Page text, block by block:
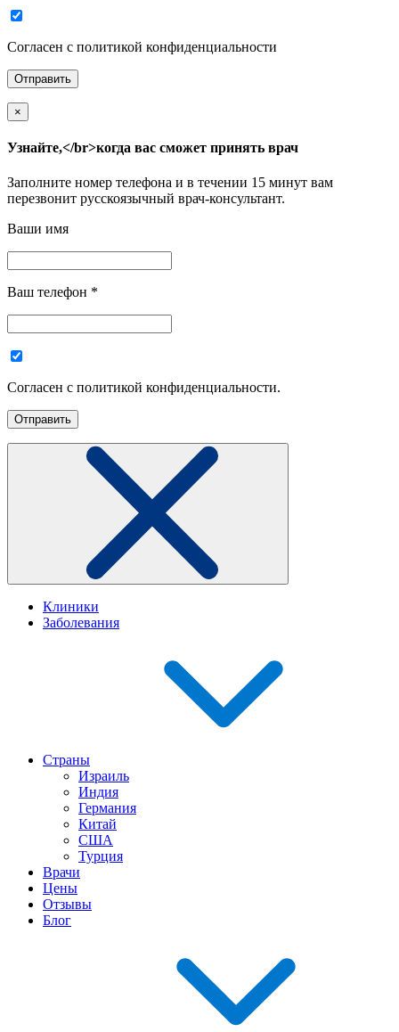
Согласен с политикой конфиденциальности
×
Узнайте,</br>когда вас сможет принять врач
Заполните номер телефона и в течении 15 минут вам
перезвонит русскоязычный врач-консультант.
Ваши имя
Ваш телефон *
Согласен с политикой конфиденциальности.
Клиники
Заболевания
Страны
Израиль
Индия
Германия
Китай
США
Турция
Врачи
Цены
Отзывы
Блог